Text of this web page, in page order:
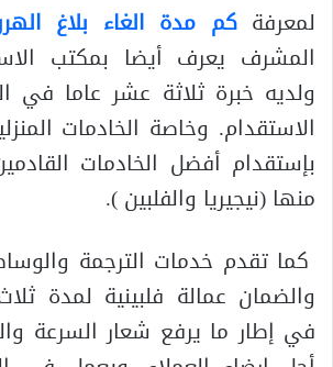
لمعرفةكم مدة الغاء بلاغ
ولديه خبرة ثلاثة عشر عاما
الاستقدام. وخاصة الخادمات
بإستقدام أفضل الخادمات
منها (نيجيريا والفلبين ).
كما تقدم خدمات الترجمة
والضمان عمالة فلبينية لمدة
في إطار ما يرفع شعار السرعة